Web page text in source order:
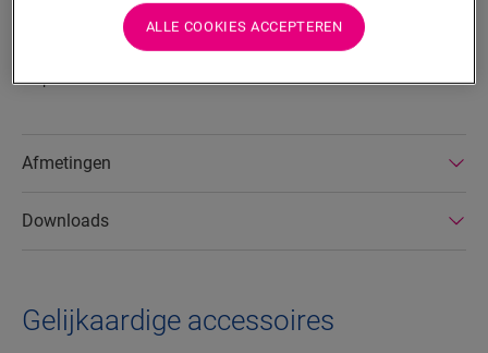
je jouw trappen netjes af met een bolle trapneus. Hij is
gemaakt van vloerplanken, dus de kleur van jouw trap past
perfect bij die van jouw vloer. Je plakt hem eenvoudig op jouw
trap met One4All Glue.
Afmetingen
Downloads
Gelijkaardige accessoires
ALLE COOKIES ACCEPTEREN